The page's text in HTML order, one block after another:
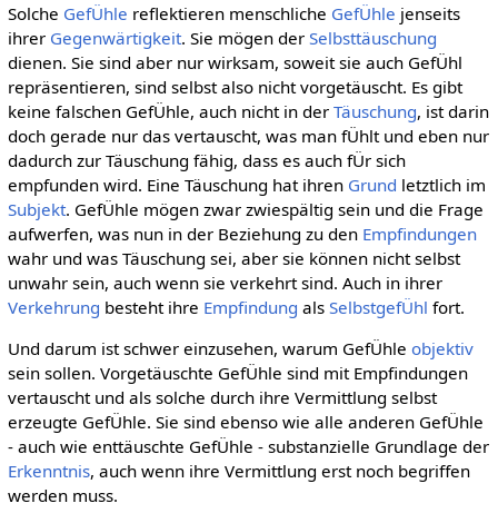
Solche GefÜhle reflektieren menschliche GefÜhle jenseits
ihrer Gegenwärtigkeit. Sie mögen der Selbsttäuschung
dienen. Sie sind aber nur wirksam, soweit sie auch GefÜhl
repräsentieren, sind selbst also nicht vorgetäuscht. Es gibt
keine falschen GefÜhle, auch nicht in der Täuschung, ist darin
doch gerade nur das vertauscht, was man fÜhlt und eben nur
dadurch zur Täuschung fähig, dass es auch fÜr sich
empfunden wird. Eine Täuschung hat ihren Grund letztlich im
Subjekt. GefÜhle mögen zwar zwiespältig sein und die Frage
aufwerfen, was nun in der Beziehung zu den Empfindungen
wahr und was Täuschung sei, aber sie können nicht selbst
unwahr sein, auch wenn sie verkehrt sind. Auch in ihrer
Verkehrung besteht ihre Empfindung als SelbstgefÜhl fort.
Und darum ist schwer einzusehen, warum GefÜhle objektiv
sein sollen. Vorgetäuschte GefÜhle sind mit Empfindungen
vertauscht und als solche durch ihre Vermittlung selbst
erzeugte GefÜhle. Sie sind ebenso wie alle anderen GefÜhle
- auch wie enttäuschte GefÜhle - substanzielle Grundlage der
Erkenntnis, auch wenn ihre Vermittlung erst noch begriffen
werden muss.